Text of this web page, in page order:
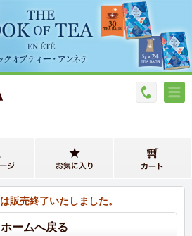
販売終了いたしました。